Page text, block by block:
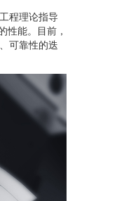
程理论指导
性能。目前，
可靠性的迭